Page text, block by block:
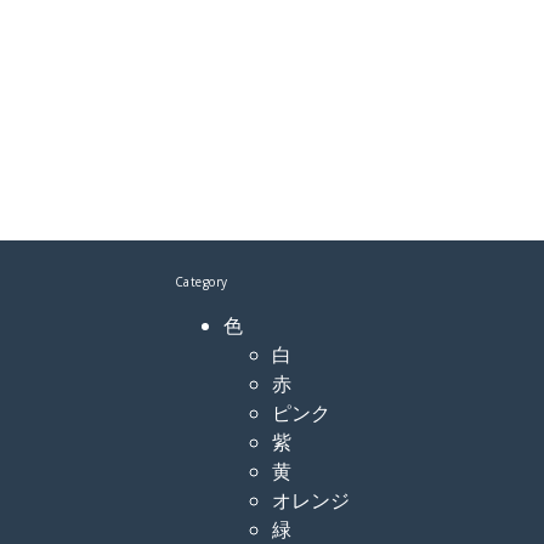
Category
色
白
赤
ピンク
紫
黄
オレンジ
緑